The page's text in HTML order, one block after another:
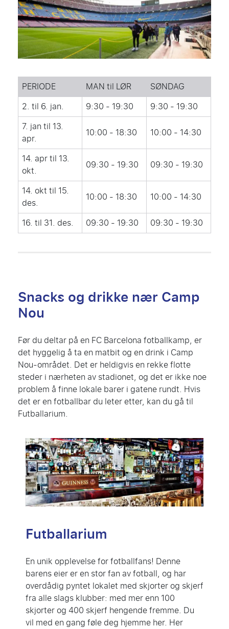
PERIODE MAN til LØR
SØNDAG
2. til 6. jan.
9:30 - 19:30
9:30 - 19:30
7. jan til 13.
apr.
10:00 - 18:30
10:00 - 14:30
14. apr til 13.
okt.
09:30 - 19:30
09:30 - 19:30
14. okt til 15.
des.
10:00 - 18:30
10:00 - 14:30
16. til 31. des.
09:30 - 19:30 09:30 - 19:30
Snacks og drikke nær Camp
Nou
Før du deltar på en FC Barcelona fotballkamp, er
det hyggelig å ta en matbit og en drink i Camp
Nou-området. Det er heldigvis en rekke flotte
steder i nærheten av stadionet, og det er ikke noe
problem å finne lokale barer i gatene rundt. Hvis
det er en fotballbar du leter etter, kan du gå til
Futballarium.
Futballarium
En unik opplevelse for fotballfans! Denne
barens eier er en stor fan av fotball, og har
overdådig pyntet lokalet med skjorter og skjerf
fra alle slags klubber: med mer enn 100
skjorter og 400 skjerf hengende fremme. Du
vil med en gang føle deg hjemme her. Her